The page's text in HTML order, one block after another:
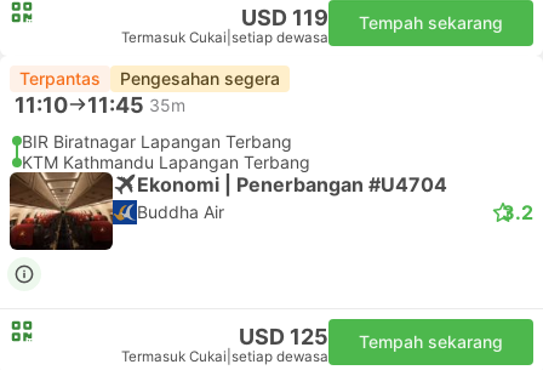
USD 119
Termasuk Cukai setiap dewasa
Tempah sekarang
Terpantas Pengesahan segera
11:10 11:45 35m
BIR Biratnagar Lapangan Terbang
KTM Kathmandu Lapangan Terbang
Ekonomi | Penerbangan #U4704
Buddha Air 3.2
USD 125
Termasuk Cukai setiap dewasa
Tempah sekarang